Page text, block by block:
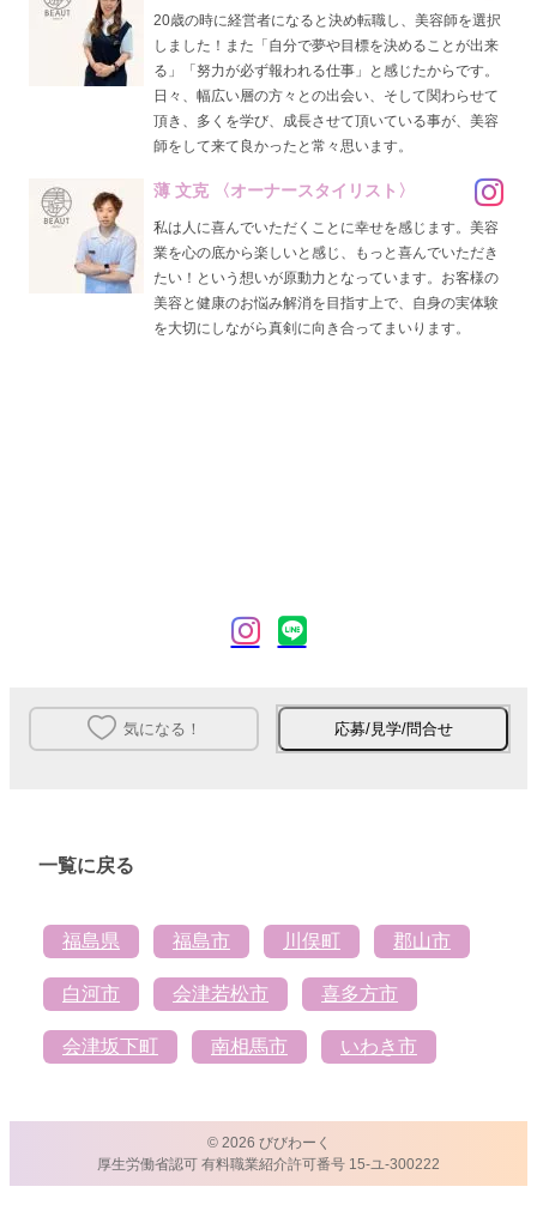
20歳の時に経営者になると決め転職し、美容師を選択
しました！また「自分で夢や目標を決めることが出来
る」「努力が必ず報われる仕事」と感じたからです。
日々、幅広い層の方々との出会い、そして関わらせて
頂き、多くを学び、成長させて頂いている事が、美容
師をして来て良かったと常々思います。
薄 文克 〈オーナースタイリスト〉
私は人に喜んでいただくことに幸せを感じます。美容
業を心の底から楽しいと感じ、もっと喜んでいただき
たい！という想いが原動力となっています。お客様の
美容と健康のお悩み解消を目指す上で、自身の実体験
を大切にしながら真剣に向き合ってまいります。
気になる！ 応募/見学/問合せ
一覧に戻る
福島県 福島市 川俣町 郡山市
白河市 会津若松市 喜多方市
会津坂下町 南相馬市 いわき市
© 2026 びびわーく
厚生労働省認可 有料職業紹介許可番号 15-ユ-300222